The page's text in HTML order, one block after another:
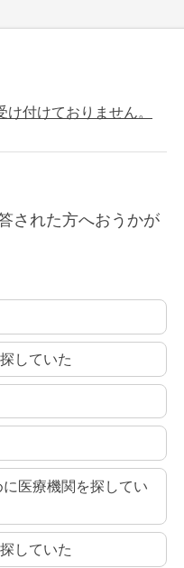
付けておりません。
された方へおうかが
していた
医療機関を探してい
していた